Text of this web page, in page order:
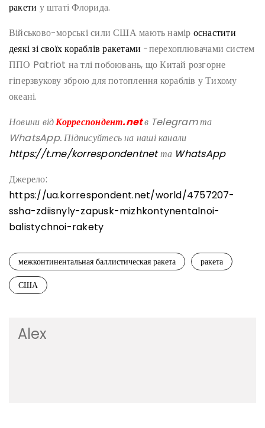
ракети у штаті Флорида.
Військово-морські сили США мають намір оснастити
деякі зі своїх кораблів ракетами -перехоплювачами систем
ППО Patriot на тлі побоювань, що Китай розгорне
гіперзвукову зброю для потоплення кораблів у Тихому
океані.
Новини відКорреспондент.netв Telegram та
WhatsApp. Підписуйтесь на наші канали
https://t.me/korrespondentnetта WhatsApp
Джерело:
https://ua.korrespondent.net/world/4757207-
ssha-zdiisnyly-zapusk-mizhkontynentalnoi-
balistychnoi-rakety
межконтинентальная баллистическая ракета
ракета
США
Alex